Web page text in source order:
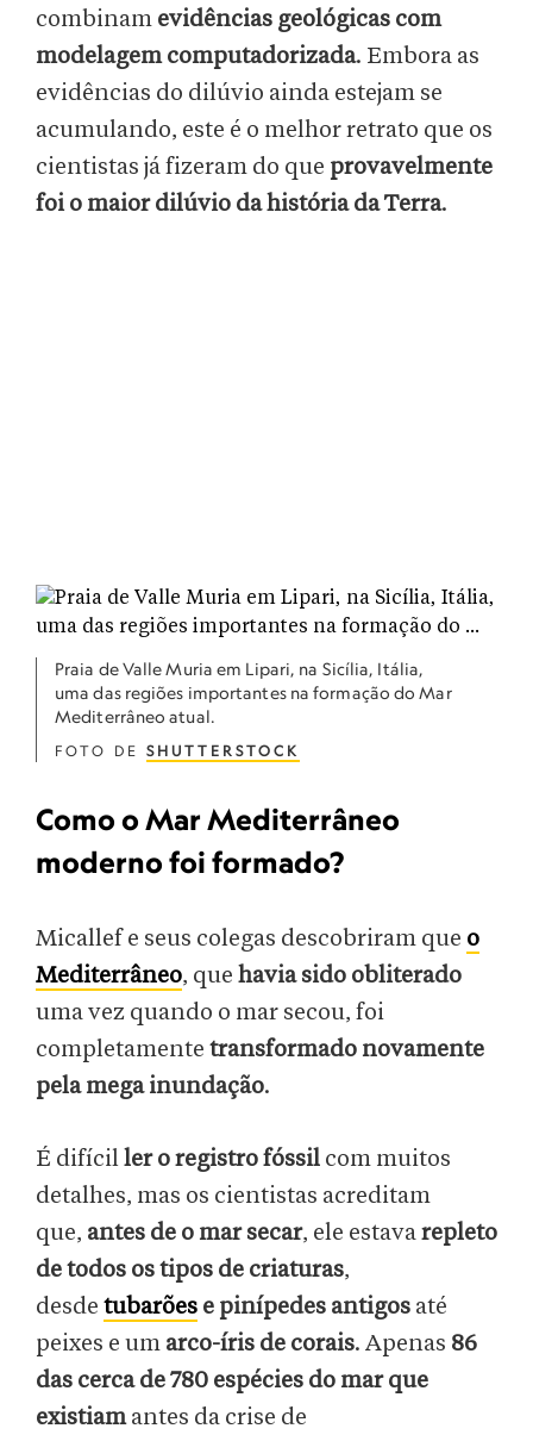
combinam evidências geológicas com
modelagem computadorizada. Embora as
evidências do dilúvio ainda estejam se
acumulando, este é o melhor retrato que os
cientistas já fizeram do que provavelmente
foi o maior dilúvio da história da Terra.
Praia de Valle Muria em Lipari, na Sicília, Itália,
uma das regiões importantes na formação do Mar
Mediterrâneo atual.
FOTO DE SHUTTERSTOCK
Como o Mar Mediterrâneo
moderno foi formado?
Micallef e seus colegas descobriram que o
Mediterrâneo, que havia sido obliterado
uma vez quando o mar secou, foi
completamente transformado novamente
pela mega inundação.
É difíciller o registro fóssil com muitos
detalhes, mas os cientistas acreditam
que, antes de o mar secar, ele estavarepleto
de todos os tipos de criaturas,
desde tubarões e pinípedes antigos até
peixes e um arco-íris de corais. Apenas 86
das cerca de 780 espécies do mar que
existiamantes da crise de